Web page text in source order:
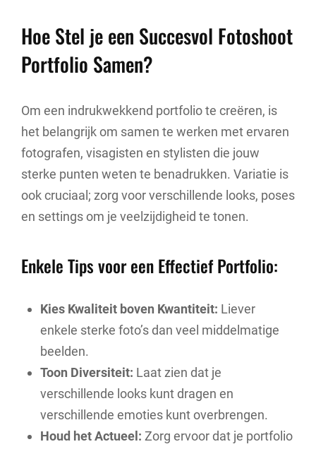
Hoe Stel je een Succesvol Fotoshoot
Portfolio Samen?
Om een indrukwekkend portfolio te creëren, is
het belangrijk om samen te werken met ervaren
fotografen, visagisten en stylisten die jouw
sterke punten weten te benadrukken. Variatie is
ook cruciaal; zorg voor verschillende looks, poses
en settings om je veelzijdigheid te tonen.
Enkele Tips voor een Effectief Portfolio:
Kies Kwaliteit boven Kwantiteit: Liever
enkele sterke foto’s dan veel middelmatige
beelden.
Toon Diversiteit: Laat zien dat je
verschillende looks kunt dragen en
verschillende emoties kunt overbrengen.
Houd het Actueel: Zorg ervoor dat je portfolio